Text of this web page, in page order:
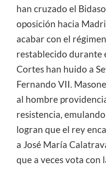
han cruzado el
oposición hacia
acabar con el
restablecido durante
Cortes han huido a
Fernando VII.
al hombre
resistencia,
logran que el rey
a José María
que a veces vota con